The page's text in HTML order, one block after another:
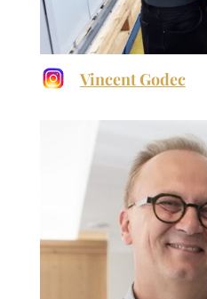
Vincent Godec